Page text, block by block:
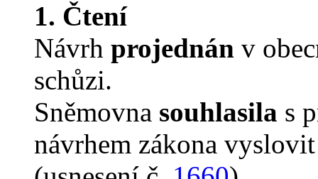
1. Čtení
Návrh projednán v
schůzi.
Sněmovna souhlasila s
návrhem zákona